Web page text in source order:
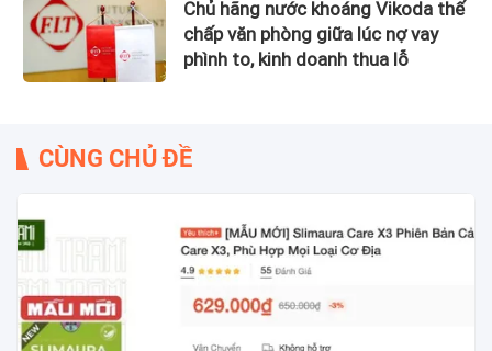
Chủ hãng nước khoáng Vikoda thế
chấp văn phòng giữa lúc nợ vay
phình to, kinh doanh thua lỗ
CÙNG CHỦ ĐỀ